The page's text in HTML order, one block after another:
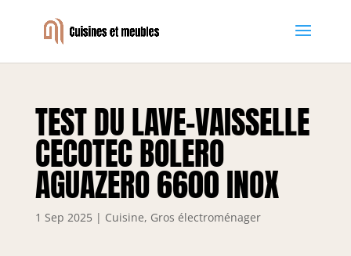
TEST DU LAVE-VAISSELLE
CECOTEC BOLERO
AGUAZERO 6600 INOX
1 Sep 2025 | Cuisine, Gros électroménager